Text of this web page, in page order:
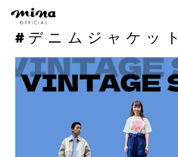
デニムジャケット